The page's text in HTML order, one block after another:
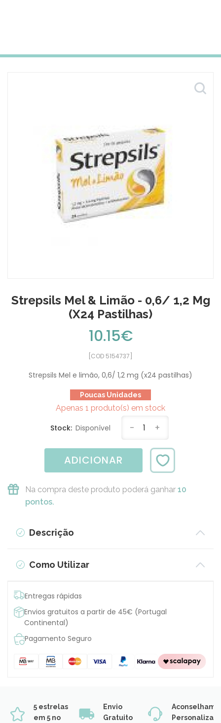
Strepsils Mel & Limão - 0,6/ 1,2 Mg
(x24 Pastilhas)
10.15€
[COD 5154737]
Strepsils Mel e limão, 0,6/ 1,2 mg (x24 pastilhas)
Poucas Unidades
Apenas 1 produto(s) em stock
Stock: Disponível - 1 +
ADICIONAR
Na compra deste produto poderá ganhar 10
pontos.
Descrição
Como Utilizar
Entregas rápidas
Envios gratuitos a partir de 45€ (Portugal
Continental)
Pagamento Seguro
5 estrelas
em 5 no
Envio
Gratuito